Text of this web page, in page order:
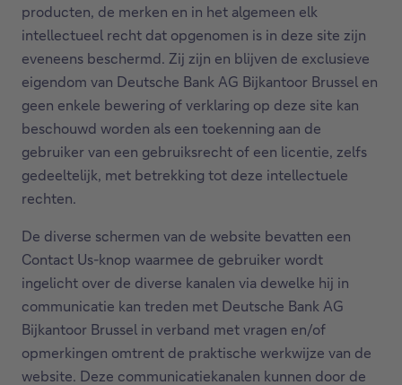
producten, de merken en in het algemeen elk
intellectueel recht dat opgenomen is in deze site zijn
eveneens beschermd. Zij zijn en blijven de exclusieve
eigendom van Deutsche Bank AG Bijkantoor Brussel en
geen enkele bewering of verklaring op deze site kan
beschouwd worden als een toekenning aan de
gebruiker van een gebruiksrecht of een licentie, zelfs
gedeeltelijk, met betrekking tot deze intellectuele
rechten.
De diverse schermen van de website bevatten een
Contact Us-knop waarmee de gebruiker wordt
ingelicht over de diverse kanalen via dewelke hij in
communicatie kan treden met Deutsche Bank AG
Bijkantoor Brussel in verband met vragen en/of
opmerkingen omtrent de praktische werkwijze van de
website. Deze communicatiekanalen kunnen door de